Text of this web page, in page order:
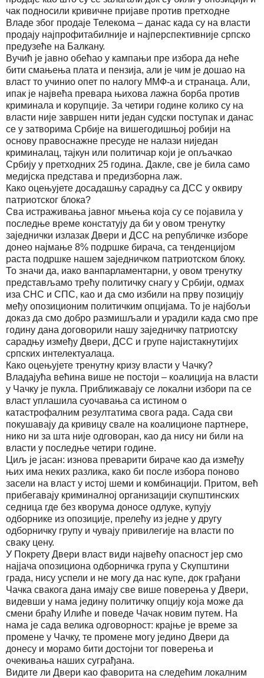
чак подносили кривичне пријаве против претходне
Владе због продаје Телекома – данас када су на власти
продају најпрофитабилније и најперспективније српско
предузеће на Балкану.
Вучић је јавно обећао у кампањи пре избора да неће
бити смањења плата и пензија, али је чим је дошао на
власт то учинио опет по налогу ММФ-а и странаца. Али,
ипак је највећа превара њихова лажна борба против
криминала и корупције. За четири године колико су на
власти није завршен нити један судски поступак и данас
се у затворима Србије на вишегодишњој робији на
основу правоснажне пресуде не налази ниједан
криминалац, тајкун или политичар који је опљачкао
Србију у претходних 25 година. Дакле, све је била само
медијска представа и предизборна лаж.
Како оцењујете досадашњу сарадњу са ДСС у оквиру
патриотског блока?
Сва истраживања јавног мњења која су се појавила у
последње време констатују да би у овом тренутку
заједнички излазак Двери и ДСС на републичке изборе
донео најмање 8% подршке бирача, са тенденцијом
раста подршке нашем заједничком патриотском блоку.
То значи да, иако ванпарламентарни, у овом тренутку
представљамо трећу политичку снагу у Србији, одмах
иза СНС и СПС, као и да смо избили на прву позицију
међу опозиционим политичким опцијама. То је најбољи
доказ да смо добро размишљали и урадили када смо пре
годину дана договорили нашу заједничку патриотску
сарадњу између Двери, ДСС и групе најистакнутијих
српских интелектуалаца.
Како оцењујете тренутну кризу власти у Чачку?
Владајућа већина више не постоји – коалиција на власти
у Чачку је пукла. Приближавају се локални избори па се
власт уплашила суочавања са истином о
катастрофалним резултатима свога рада. Сада сви
покушавају да кривицу свале на коалиционе партнере,
нико ни за шта није одговоран, као да нису ни били на
власти у последње четири године.
Циљ је јасан: изнова преварити бираче као да између
њих има неких разлика, како би после избора поново
засели на власт у истој шеми и комбинацији. Притом, већ
прибегавају криминалној организацији скупштинских
седница где без кворума доносе одлуке, купују
одборнике из опозиције, прелећу из једне у другу
одборничку групу и чувају привилегије на власти по
сваку цену.
У Покрету Двери власт види највећу опасност јер смо
најјача опозициона одборничка група у Скупштини
града, нису успели и не могу да нас купе, док грађани
Чачка свакога дана имају све више поверења у Двери,
видевши у нама једину политичку опцију која може да
смени браћу Илиће и поведе Чачак новим путем. На
нама је сада велика одговорност: крајње је време за
промене у Чачку, те промене могу једино Двери да
донесу и морамо бити достојни тог поверења и
очекивања наших суграђана.
Видите ли Двери као фаворита на следећим локалним